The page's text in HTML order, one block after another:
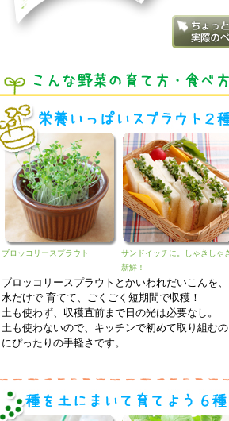
ブロッコリースプラウト
サンドイッチに。しゃきしゃ
新鮮！
ブロッコリースプラウトとかいわれだいこんを、
水だけで 育てて、ごくごく短期間で収穫！
土も使わず、収穫直前まで日の光は必要なし。
土も使わないので、キッチンで初めて取り組むの
にぴったりの手軽さです。